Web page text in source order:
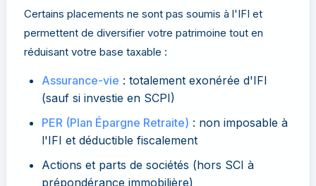
Certains placements ne sont pas soumis à l'IFI et
permettent de diversifier votre patrimoine tout en
réduisant votre base taxable :
Assurance-vie : totalement exonérée d'IFI
(sauf si investie en SCPI)
PER (Plan Épargne Retraite) : non imposable à
l'IFI et déductible fiscalement
Actions et parts de sociétés (hors SCI à
prépondérance immobilière)